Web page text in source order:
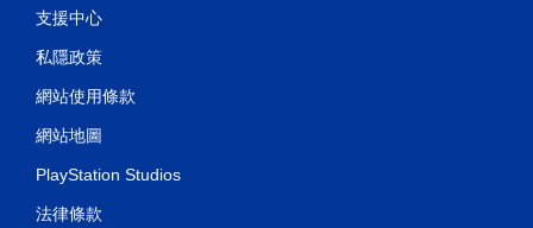
支援中心
私隱政策
網站使用條款
網站地圖
PlayStation Studios
法律條款